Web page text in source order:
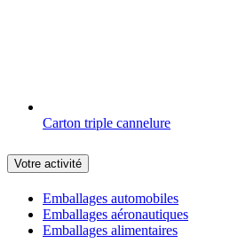
Carton triple cannelure
Votre activité
Emballages automobiles
Emballages aéronautiques
Emballages alimentaires